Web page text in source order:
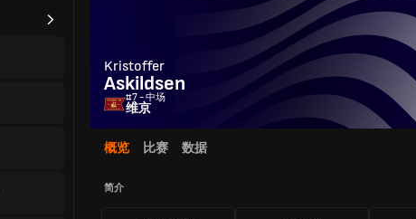
Kristoffer
Askildsen
#7 - 中场
维京
概览 比赛 数据
简介